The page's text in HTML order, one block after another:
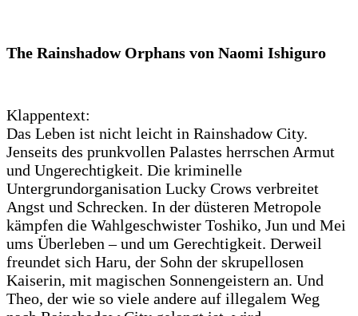
The Rainshadow Orphans von Naomi Ishiguro
Klappentext:
Das Leben ist nicht leicht in Rainshadow City.
Jenseits des prunkvollen Palastes herrschen Armut
und Ungerechtigkeit. Die kriminelle
Untergrundorganisation Lucky Crows verbreitet
Angst und Schrecken. In der düsteren Metropole
kämpfen die Wahlgeschwister Toshiko, Jun und Mei
ums Überleben – und um Gerechtigkeit. Derweil
freundet sich Haru, der Sohn der skrupellosen
Kaiserin, mit magischen Sonnengeistern an. Und
Theo, der wie so viele andere auf illegalem Weg